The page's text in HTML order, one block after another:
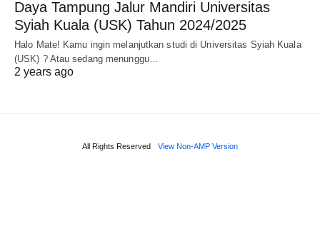
Daya Tampung Jalur Mandiri Universitas
Syiah Kuala (USK) Tahun 2024/2025
Halo Mate! Kamu ingin melanjutkan studi di Universitas Syiah Kuala
(USK) ? Atau sedang menunggu…
2 years ago
All Rights Reserved View Non-AMP Version